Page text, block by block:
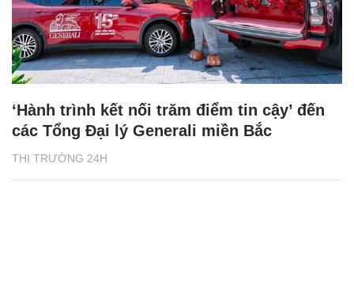
THỊ TRƯỜNG 24H
‘Hành trình kết nối trăm điểm tin cậy’ đến
các Tổng Đại lý Generali miền Bắc